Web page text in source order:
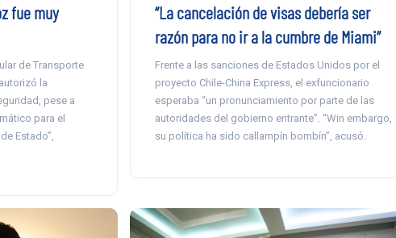
fue muy
de Transporte
la
pese a
para el
Estado”,
“La cancelación de visas debería ser
razón para no ir a la cumbre de Miami”
Frente a las sanciones de Estados Unidos por el
proyecto Chile-China Express, el exfuncionario
esperaba “un pronunciamiento por parte de las
autoridades del gobierno entrante”. “Win embargo,
su política ha sido callampín bombín”, acusó.